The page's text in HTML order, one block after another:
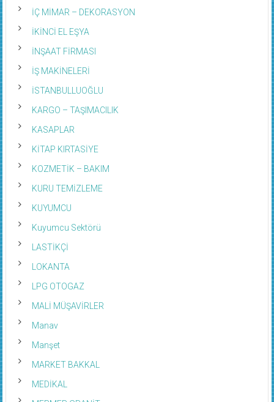
İÇ MİMAR – DEKORASYON
İKİNCİ EL EŞYA
İNŞAAT FİRMASI
İŞ MAKİNELERİ
İSTANBULLUOĞLU
KARGO – TAŞIMACILIK
KASAPLAR
KİTAP KIRTASİYE
KOZMETİK – BAKIM
KURU TEMİZLEME
KUYUMCU
Kuyumcu Sektörü
LASTİKÇİ
LOKANTA
LPG OTOGAZ
MALİ MÜŞAVİRLER
Manav
Manşet
MARKET BAKKAL
MEDİKAL